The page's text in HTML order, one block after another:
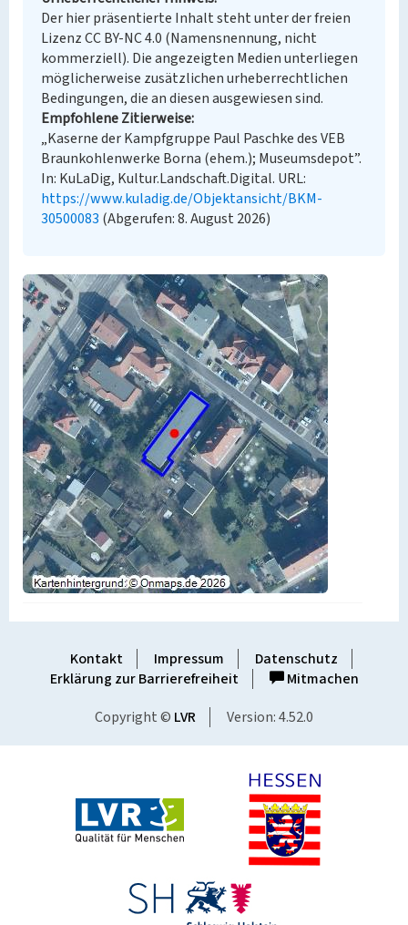
Der hier präsentierte Inhalt steht unter der freien
Lizenz CC BY-NC 4.0 (Namensnennung, nicht
kommerziell). Die angezeigten Medien unterliegen
möglicherweise zusätzlichen urheberrechtlichen
Bedingungen, die an diesen ausgewiesen sind.
Empfohlene Zitierweise
„Kaserne der Kampfgruppe Paul Paschke des VEB
Braunkohlenwerke Borna (ehem.); Museumsdepot”.
In: KuLaDig, Kultur.Landschaft.Digital. URL:
https://www.kuladig.de/Objektansicht/BKM-
30500083 (Abgerufen: 8. August 2026)
Kontakt Impressum
Datenschutz
Erklärung zur Barrierefreiheit
Mitmachen
Copyright © LVR Version: 4.52.0